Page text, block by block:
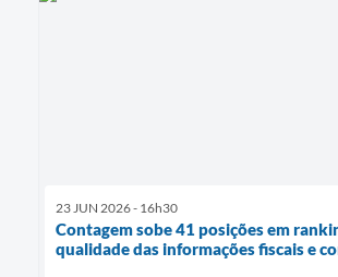
23 JUN 2026 - 16h30
Contagem sobe 41 posições em
qualidade das informações fiscais e